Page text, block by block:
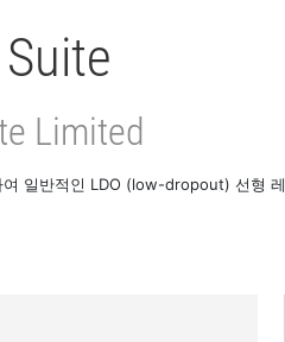
Limited
일반적인 LDO (low-dropout) 선형